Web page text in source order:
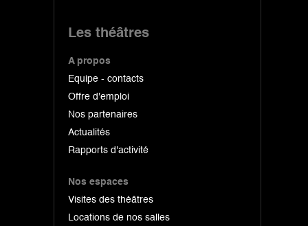
Les théâtres
A propos
Equipe - contacts
Offre d'emploi
Nos partenaires
Actualités
Rapports d'activité
Nos espaces
Visites des théâtres
Locations de nos salles